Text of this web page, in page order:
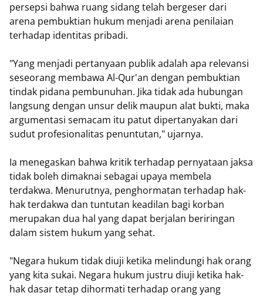
persepsi bahwa ruang sidang telah bergeser dari
arena pembuktian hukum menjadi arena penilaian
terhadap identitas pribadi.
"Yang menjadi pertanyaan publik adalah apa relevansi
seseorang membawa Al-Qur'an dengan pembuktian
tindak pidana pembunuhan. Jika tidak ada hubungan
langsung dengan unsur delik maupun alat bukti, maka
argumentasi semacam itu patut dipertanyakan dari
sudut profesionalitas penuntutan," ujarnya.
Ia menegaskan bahwa kritik terhadap pernyataan jaksa
tidak boleh dimaknai sebagai upaya membela
terdakwa. Menurutnya, penghormatan terhadap hak-
hak terdakwa dan tuntutan keadilan bagi korban
merupakan dua hal yang dapat berjalan beriringan
dalam sistem hukum yang sehat.
"Negara hukum tidak diuji ketika melindungi hak orang
yang kita sukai. Negara hukum justru diuji ketika hak-
hak dasar tetap dihormati terhadap orang yang